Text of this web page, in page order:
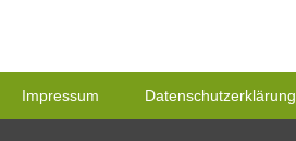
Impressum Datenschutzerklärung